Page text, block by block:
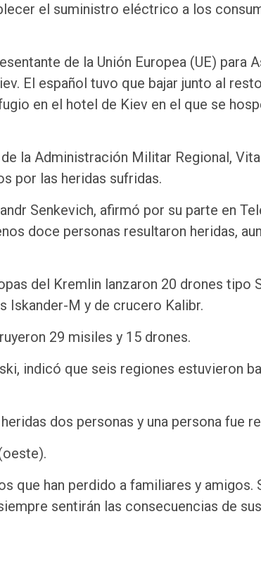
el suministro eléctrico a los
de la Unión Europea (UE) para
El español tuvo que bajar junto al
en el hotel de Kiev en el que se
la Administración Militar Regional,
por las heridas sufridas.
Senkevich, afirmó por su parte en
doce personas resultaron heridas,
del Kremlin lanzaron 20 drones tipo
Iskander-M y de crucero Kalibr.
29 misiles y 15 drones.
indicó que seis regiones estuvieron
dos personas y una persona fue
que han perdido a familiares y amigos.
sentirán las consecuencias de